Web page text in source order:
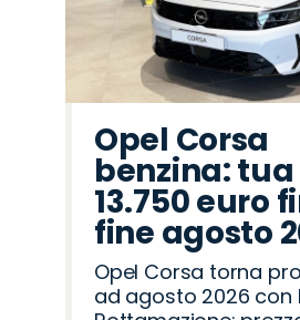
Opel Corsa
benzina:
13.750 euro
fine agosto
Opel Corsa torna
ad agosto 2026 con